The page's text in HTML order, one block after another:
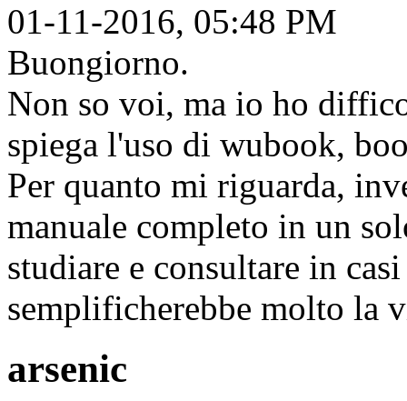
01-11-2016, 05:48 PM
Buongiorno.
Non so voi, ma io ho
spiega l'uso di wubook,
Per quanto mi riguarda,
manuale completo in un
studiare e consultare in
semplificherebbe molto la
arsenic